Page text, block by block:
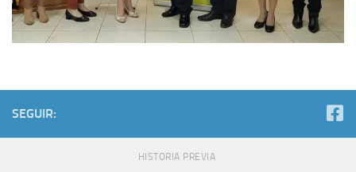
SEGUIR:
HISTORIA PREVIA